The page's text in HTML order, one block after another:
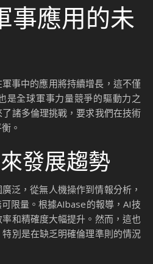
事應用的未
事中的應用將持續增長，這不僅
是全球軍事力量競爭的驅動力之
諸多倫理挑戰，要求我們在技術
。
發展趨勢
泛，從無人機操作到情報分析，
限量。根據AIbase的報導，AI技
和精確度大幅提升。然而，這也
別是在缺乏明確倫理準則的情況